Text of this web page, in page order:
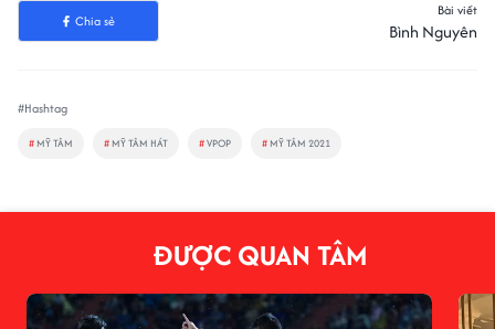
Chia sẻ
Bài viết
Bình Nguyên
#Hashtag
# MỸ TÂM # MỸ TÂM HÁT #VPOP # MỸ TÂM 2021
ĐƯỢC QUAN TÂM